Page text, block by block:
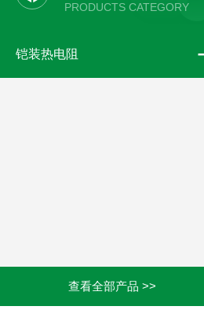
PRODUCTS CATEGORY
铠装热电阻
查看全部产品 >>